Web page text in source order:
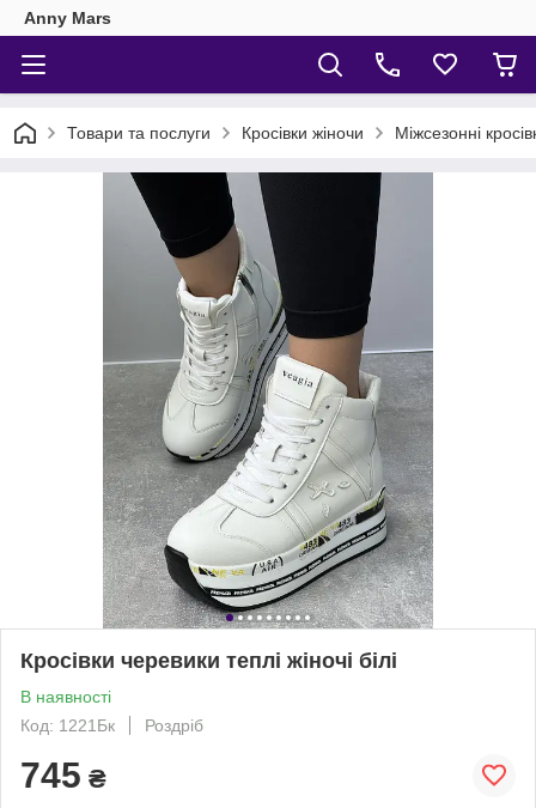
Anny Mars
Товари та послуги Кросівки жіночи Міжсезонні
Кросівки черевики теплі жіночі білі
В наявності
Код: 1221Бк
Роздріб
745 ₴